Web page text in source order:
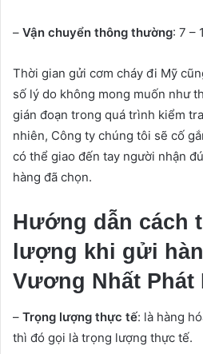
– Vận chuyển thông thường: 7 –
Thời gian gửi cơm cháy đi Mỹ
số lý do không mong muốn như
gián đoạn trong quá trình kiểm
nhiên, Công ty chúng tôi sẽ cố
có thể giao đến tay người nhận
hàng đã chọn.
Hướng dẫn cách
lượng khi gửi
Vương Nhất Phát
– Trọng lượng thực tế: là hàng
thì đó gọi là trọng lượng thực tế.